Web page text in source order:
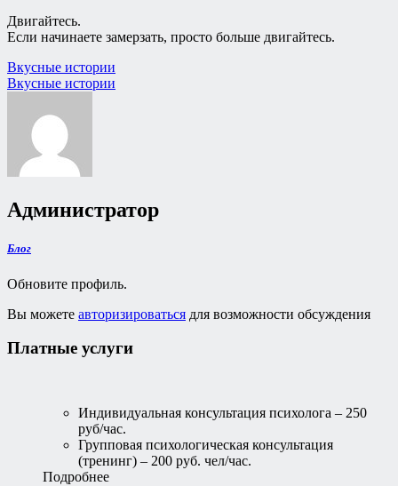
Двигайтесь.
Если начинаете замерзать, просто больше двигайтесь.
Навигация
по
записям
Вкусные истории
Вкусные истории
Администратор
Блог
Обновите профиль.
Вы можете авторизироваться для возможности обсуждения
Платные услуги
Индивидуальная консультация психолога – 250
руб/час.
Групповая психологическая консультация
(тренинг) – 200 руб. чел/час.
Подробнее